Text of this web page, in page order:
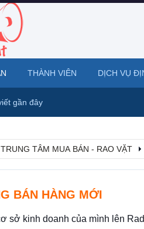
TRUNG TÂM MUA BÁN - RAO VẶT
BÁN HÀNG MỚI
sở kinh doanh của mình lên
gần đây
THÀNH VIÊN DỊCH VỤ